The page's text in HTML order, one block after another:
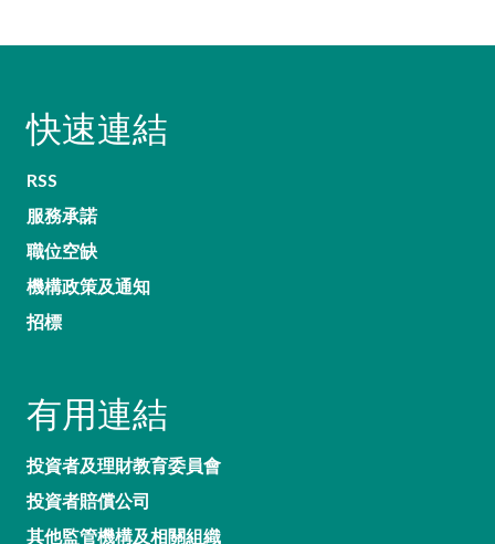
快速連結
RSS
服務承諾
職位空缺
機構政策及通知
招標
有用連結
投資者及理財教育委員會
投資者賠償公司
其他監管機構及相關組織